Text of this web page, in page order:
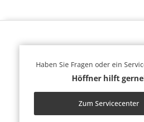
Haben Sie Fragen oder ein
Höffner hilft
Zum Servicecenter